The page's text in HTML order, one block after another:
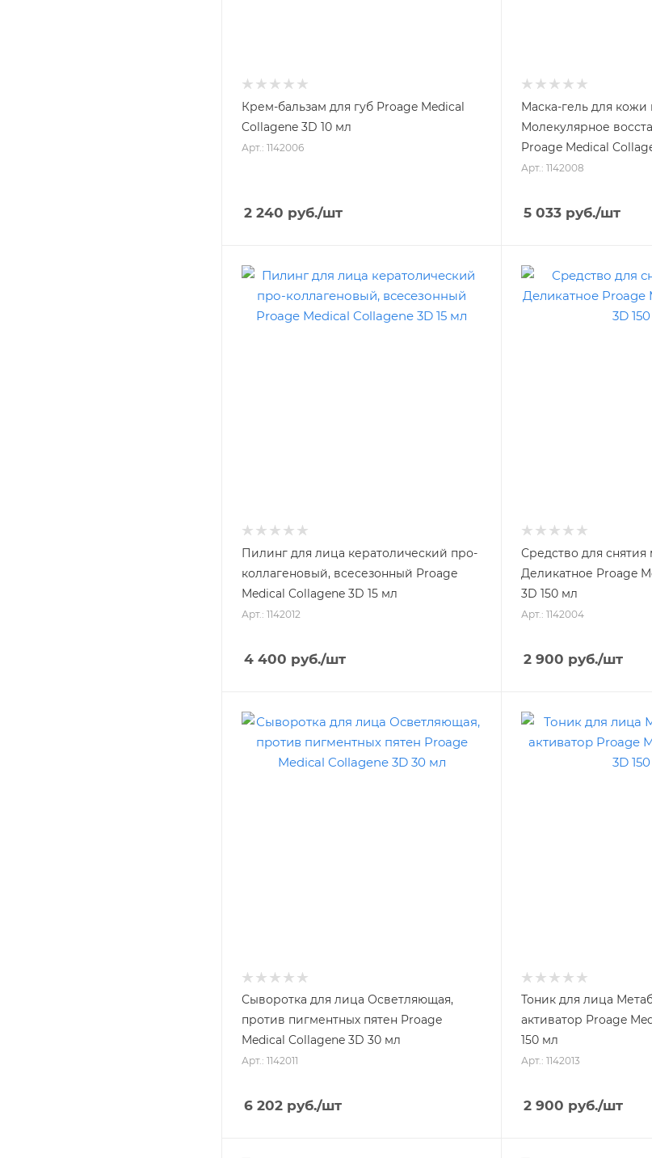
Крем-бальзам для губ Proage Medical
Collagene 3D 10 мл
Арт.: 1142006
2 240 руб./шт
Маска-гель для кожи
Молекулярное
Proage Medical
Арт.: 1142008
5 033 руб./шт
Пилинг для лица кератолический про-
коллагеновый, всесезонный Proage
Medical Collagene 3D 15 мл
Арт.: 1142012
4 400 руб./шт
Средство для снятия
Деликатное Proage
3D 150 мл
Арт.: 1142004
2 900 руб./шт
Сыворотка для лица Осветляющая,
против пигментных пятен Proage
Medical Collagene 3D 30 мл
Арт.: 1142011
6 202 руб./шт
Тоник для лица
активатор Proage
150 мл
Арт.: 1142013
2 900 руб./шт